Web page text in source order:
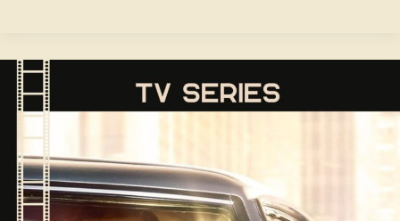
Σκέψεις
CultArt:
Mad
Men